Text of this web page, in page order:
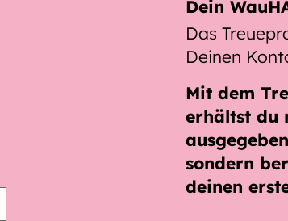
Dein
Das
Deinen
Mit dem
erhältst du
sondern
deinen